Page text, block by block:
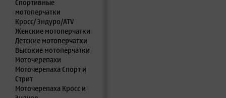
Спортивные
мотоперчатки
Кросс/ Эндуро/ATV
Женские мотоперчатки
Детские мотоперчатки
Высокие мотоперчатки
Моточерепахи
Моточерепаха Спорт и
Стрит
Моточерепаха Кросс и